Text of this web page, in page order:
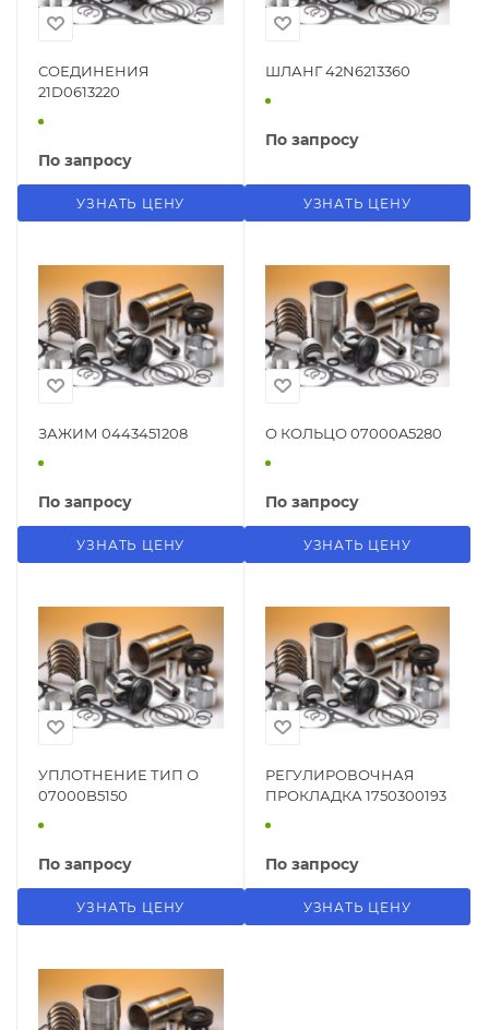
СОЕДИНЕНИЯ
21D0613220
По запросу
УЗНАТЬ ЦЕНУ
ШЛАНГ 42N6213360
По запросу
УЗНАТЬ ЦЕНУ
ЗАЖИМ 0443451208
По запросу
УЗНАТЬ ЦЕНУ
О КОЛЬЦО 07000A5280
По запросу
УЗНАТЬ ЦЕНУ
УПЛОТНЕНИЕ ТИП О
07000B5150
По запросу
УЗНАТЬ ЦЕНУ
РЕГУЛИРОВОЧНАЯ
ПРОКЛАДКА 1750300193
По запросу
УЗНАТЬ ЦЕНУ